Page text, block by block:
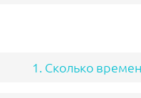
1. Сколько